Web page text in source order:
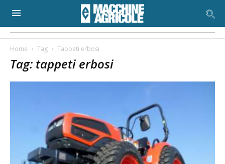
Home Tag Tappeti erbosi
Tag: tappeti erbosi